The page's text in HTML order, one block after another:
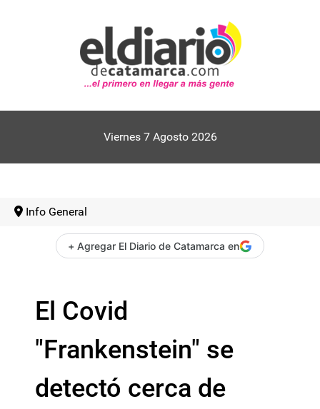
Viernes 7 Agosto 2026
Info General
+ Agregar El Diario de Catamarca en
El Covid
"Frankenstein" se
detectó cerca de